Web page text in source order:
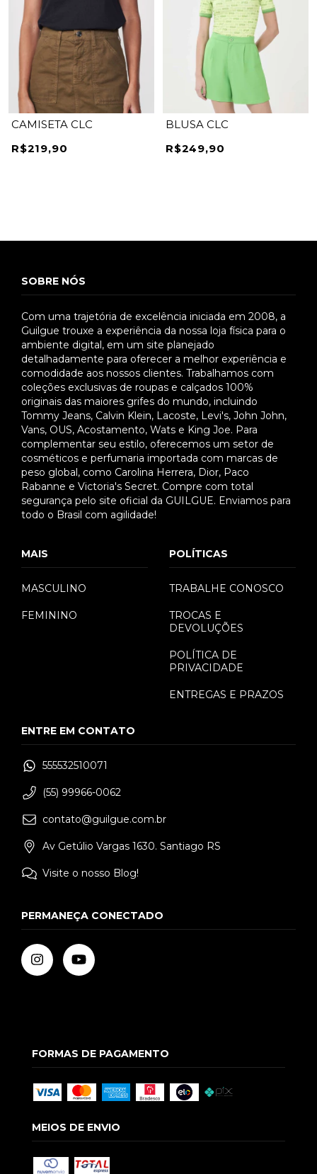
CAMISETA CLC
R$219,90
BLUSA CLC
R$249,90
SOBRE NÓS
Com uma trajetória de excelência iniciada em 2008, a
Guilgue trouxe a experiência da nossa loja física para o
ambiente digital, em um site planejado
detalhadamente para oferecer a melhor experiência e
comodidade aos nossos clientes. Trabalhamos com
coleções exclusivas de roupas e calçados 100%
originais das maiores grifes do mundo, incluindo
Tommy Jeans, Calvin Klein, Lacoste, Levi's, John John,
Vans, OUS, Acostamento, Wats e King Joe. Para
complementar seu estilo, oferecemos um setor de
cosméticos e perfumaria importada com marcas de
peso global, como Carolina Herrera, Dior, Paco
Rabanne e Victoria's Secret. Compre com total
segurança pelo site oficial da GUILGUE. Enviamos para
todo o Brasil com agilidade!
MAIS
MASCULINO
FEMININO
POLÍTICAS
TRABALHE CONOSCO
TROCAS E
DEVOLUÇÕES
POLÍTICA DE
PRIVACIDADE
ENTREGAS E PRAZOS
ENTRE EM CONTATO
555532510071
(55) 99966-0062
contato@guilgue.com.br
Av Getúlio Vargas 1630. Santiago RS
Visite o nosso Blog!
PERMANEÇA CONECTADO
FORMAS DE PAGAMENTO
MEIOS DE ENVIO